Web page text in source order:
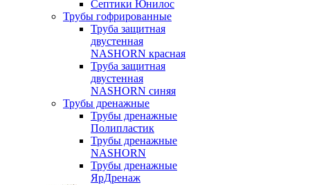
Септики Юнилос
Трубы гофрированные
Труба защитная
двустенная
NASHORN красная
Труба защитная
двустенная
NASHORN синяя
Трубы дренажные
Трубы дренажные
Полипластик
Трубы дренажные
NASHORN
Трубы дренажные
ЯрДренаж